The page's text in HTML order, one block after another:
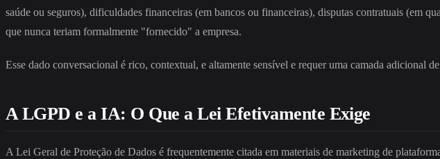
saúde ou seguros), dificuldades financeiras (em bancos ou financeiras), disputas contratuais (em
que nunca teriam formalmente "fornecido" a empresa.
Esse dado conversacional é rico, contextual, e altamente sensível e requer uma camada adicional
A LGPD e a IA: O Que a Lei Efetivamente Exige
A Lei Geral de Proteção de Dados é frequentemente citada em materiais de marketing de